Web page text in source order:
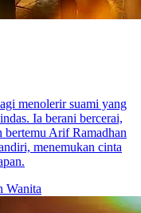
menolerir suami yang
Ia berani bercerai,
bertemu Arif Ramadhan
menemukan cinta
Wanita